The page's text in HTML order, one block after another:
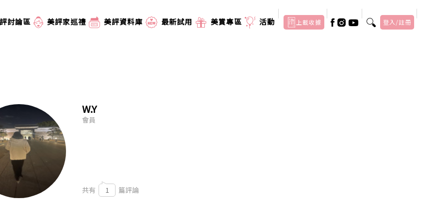
討論區 美評家巡禮 美評資料庫 最新試用 美賞專區 活動 上載收據 登入/註冊
W.Y
會員
共有 1 篇評論